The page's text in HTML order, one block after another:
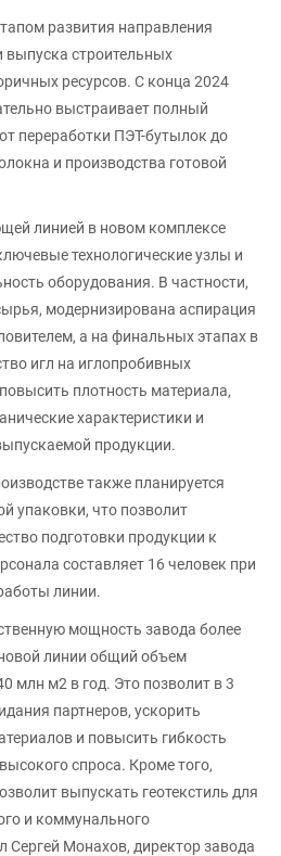
развития направления
выпуска строительных
ресурсов. С конца 2024
выстраивает полный
переработки ПЭТ-бутылок до
и производства готовой
линией в новом комплексе
технологические узлы и
оборудования. В частности,
модернизирована аспирация
а на финальных этапах в
игл на иглопробивных
плотность материала,
характеристики и
продукции.
также планируется
упаковки, что позволит
подготовки продукции к
составляет 16 человек при
линии.
мощность завода более
линии общий объем
млн м2 в год. Это позволит в 3
партнеров, ускорить
и повысить гибкость
спроса. Кроме того,
выпускать геотекстиль для
и коммунального
Сергей Монахов, директор завода